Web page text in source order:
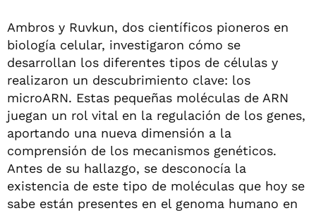
Ambros y Ruvkun, dos científicos pioneros en
biología celular, investigaron cómo se
desarrollan los diferentes tipos de células y
realizaron un descubrimiento clave: los
microARN. Estas pequeñas moléculas de ARN
juegan un rol vital en la regulación de los genes,
aportando una nueva dimensión a la
comprensión de los mecanismos genéticos.
Antes de su hallazgo, se desconocía la
existencia de este tipo de moléculas que hoy se
sabe están presentes en el genoma humano en